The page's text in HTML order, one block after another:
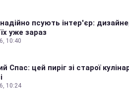
псують інтер'єр:
уже зараз
10:40
Спас: цей пиріг зі старої
10:24